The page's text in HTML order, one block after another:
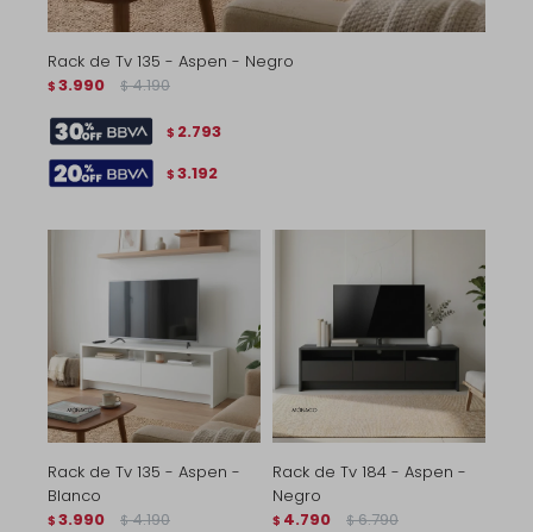
Rack de Tv 135 - Aspen - Negro
$ 3.990 $ 4.190
$ 2.793
$ 3.192
Rack de Tv 135 - Aspen -
Blanco
$ 3.990 $ 4.190
Rack de Tv 184 - Aspen -
Negro
$ 4.790 $ 6.790